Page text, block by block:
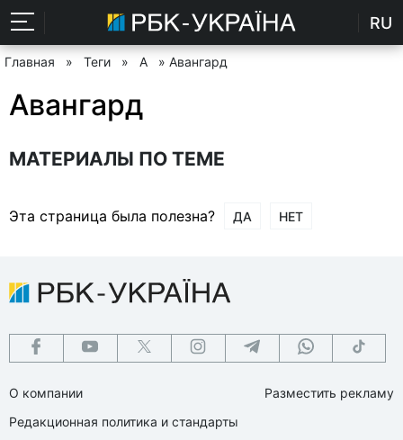
RU
Главная » Теги » А » Авангард
Авангард
МАТЕРИАЛЫ ПО ТЕМЕ
Эта страница была полезна? ДА НЕТ
О компании
Редакционная политика и стандарты
Разместить рекламу